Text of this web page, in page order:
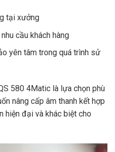
tại xưởng
cầu khách hàng
yên tâm trong quá trình sử
580 4Matic là lựa chọn phù
nâng cấp âm thanh kết hợp
hiện đại và khác biệt cho